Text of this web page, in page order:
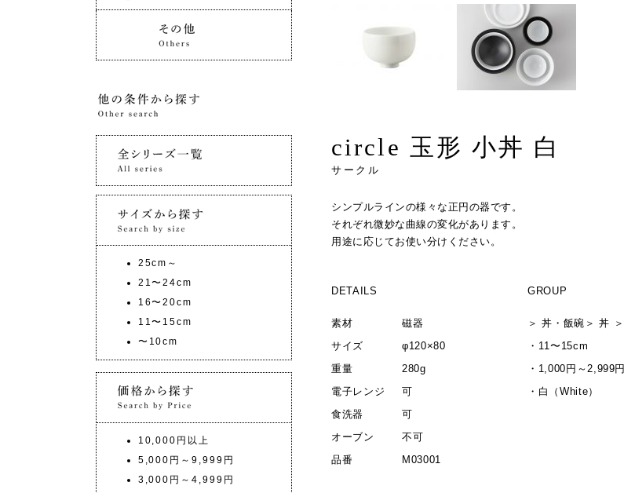
circle 玉形 小丼 白
サークル
シンプルラインの様々な正円の器です。
それぞれ微妙な曲線の変化があります。
用途に応じてお使い分けください。
DETAILS
素材
磁器
サイズ
φ120×80
重量
280g
電子レンジ
可
食洗器
可
オーブン
不可
品番
M03001
GROUP
＞丼・飯碗 ＞丼 ＞
・ 11〜15cm
・ 1,000円～2,999円
・ 白（White）
25cm～
21〜24cm
16〜20cm
11〜15cm
〜10cm
10,000円以上
5,000円～9,999円
3,000円～4,999円